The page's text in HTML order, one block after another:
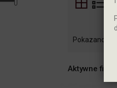
Pokazano 1-
Aktywne filtry